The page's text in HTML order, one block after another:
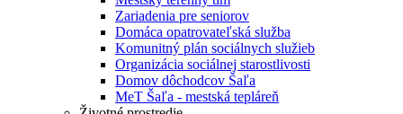
Zariadenia pre seniorov
Domáca opatrovateľská služba
Komunitný plán sociálnych služieb
Organizácia sociálnej starostlivosti
Domov dôchodcov Šaľa
MeT Šaľa - mestská tepláreň